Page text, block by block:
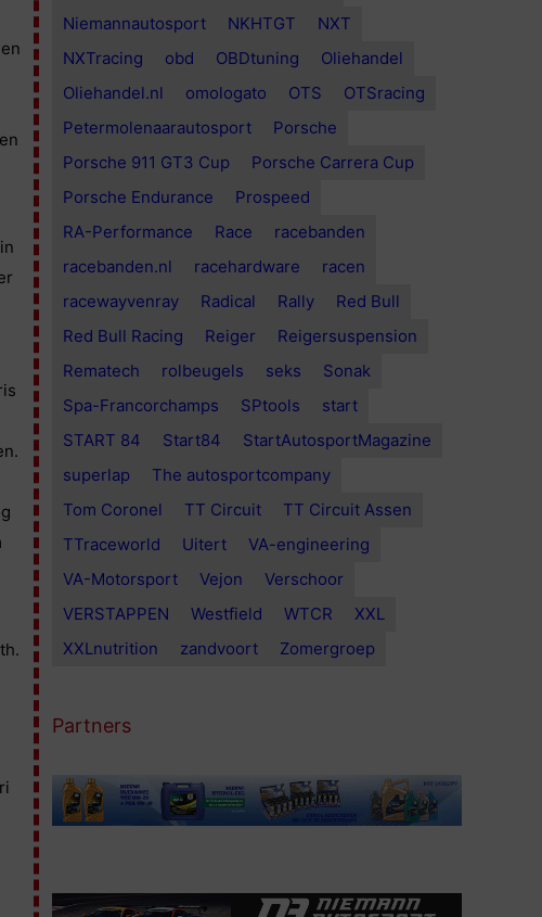
Niemannautosport
NKHTGT
NXT
NXTracing
obd OBDtuning
Oliehandel
Oliehandel.nl
omologato OTS
OTSracing
Petermolenaarautosport
Porsche
Porsche 911 GT3 Cup
Porsche Carrera Cup
Porsche Endurance
Prospeed
RA-Performance
Race
racebanden
racebanden.nl
racehardware
racen
racewayvenray
Radical Rally
Red Bull
Red Bull Racing
Reiger
Reigersuspension
Rematech
rolbeugels seks
Sonak
Spa-Francorchamps
SPtools
start
START 84
Start84
StartAutosportMagazine
superlap
The autosportcompany
Tom Coronel
TT Circuit
TT Circuit Assen
TTraceworld
Uitert
VA-engineering
VA-Motorsport
Vejon
Verschoor
VERSTAPPEN
Westfield WTCR
XXL
XXLnutrition
zandvoort Zomergroep
Partners